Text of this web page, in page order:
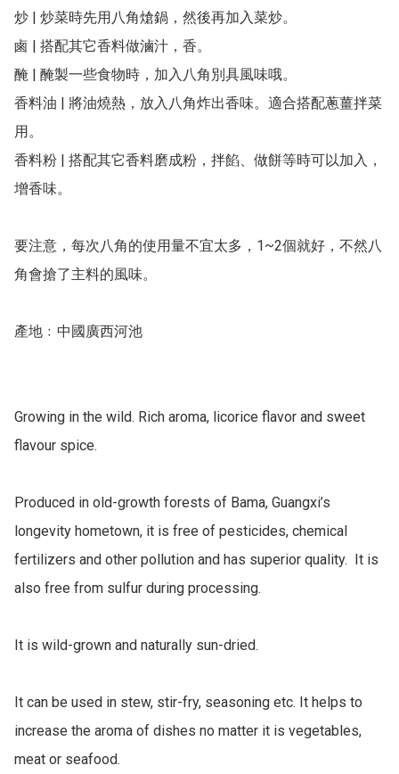
炒 | 炒菜時先用八角熗鍋，然後再加入菜炒。
鹵 | 搭配其它香料做滷汁，香。
醃 | 醃製一些食物時，加入八角別具風味哦。
香料油 | 將油燒熱，放入八角炸出香味。適合搭配蔥薑拌菜
用。
香料粉 | 搭配其它香料磨成粉，拌餡、做餅等時可以加入，
增香味。
要注意，每次八角的使用量不宜太多，1~2個就好，不然八
角會搶了主料的風味。
產地﹕中國廣西河池
Growing in the wild. Rich aroma, licorice flavor and sweet
flavour spice.
Produced in old-growth forests of Bama, Guangxi’s
longevity hometown, it is free of pesticides, chemical
fertilizers and other pollution and has superior quality.  It is
also free from sulfur during processing.
It is wild-grown and naturally sun-dried.
It can be used in stew, stir-fry, seasoning etc. It helps to
increase the aroma of dishes no matter it is vegetables,
meat or seafood.